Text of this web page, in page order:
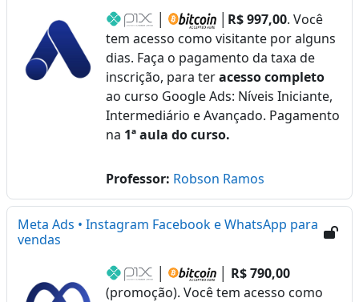
R$ 997,00. Você
tem acesso como visitante por alguns
dias. Faça o pagamento da taxa de
inscrição, para teracesso completo
ao curso Google Ads: Níveis Iniciante,
Intermediário e Avançado. Pagamento
na 1ª aula do curso.
Professor: Robson Ramos
Meta Ads • Instagram Facebook e WhatsApp para
vendas
R$ 790,00
(promoção). Você tem acesso como